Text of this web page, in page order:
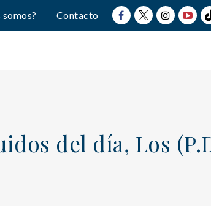
somos? Contacto
del día, Los